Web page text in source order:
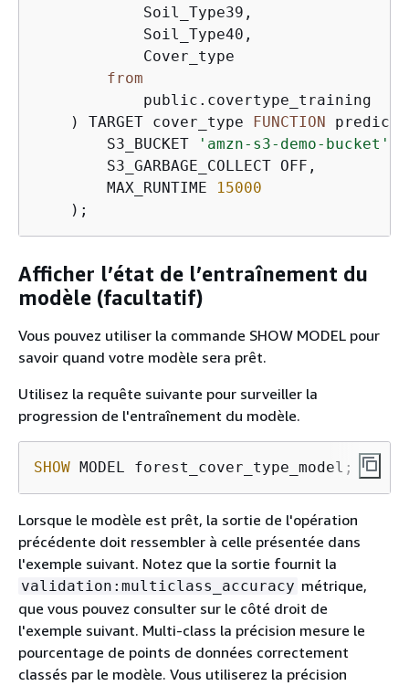
            Soil_Type39,
            Soil_Type40,
            Cover_type
from
            public.covertype_training
    ) TARGET cover_type
FUNCTION
        S3_BUCKET
'amzn-s3-demo-bucket'
        S3_GARBAGE_COLLECT OFF,
        MAX_RUNTIME
15000
    );
Afficher l’état de l’entraînement du
modèle (facultatif)
Vous pouvez utiliser la commande SHOW MODEL pour
savoir quand votre modèle sera prêt.
Utilisez la requête suivante pour surveiller la
progression de l'entraînement du modèle.
SHOW MODEL forest_cover_type_model;
Lorsque le modèle est prêt, la sortie de l'opération
précédente doit ressembler à celle présentée dans
l'exemple suivant. Notez que la sortie fournit la
validation:multiclass_accuracy métrique,
que vous pouvez consulter sur le côté droit de
l'exemple suivant. Multi-class la précision mesure le
pourcentage de points de données correctement
classés par le modèle. Vous utiliserez la précision